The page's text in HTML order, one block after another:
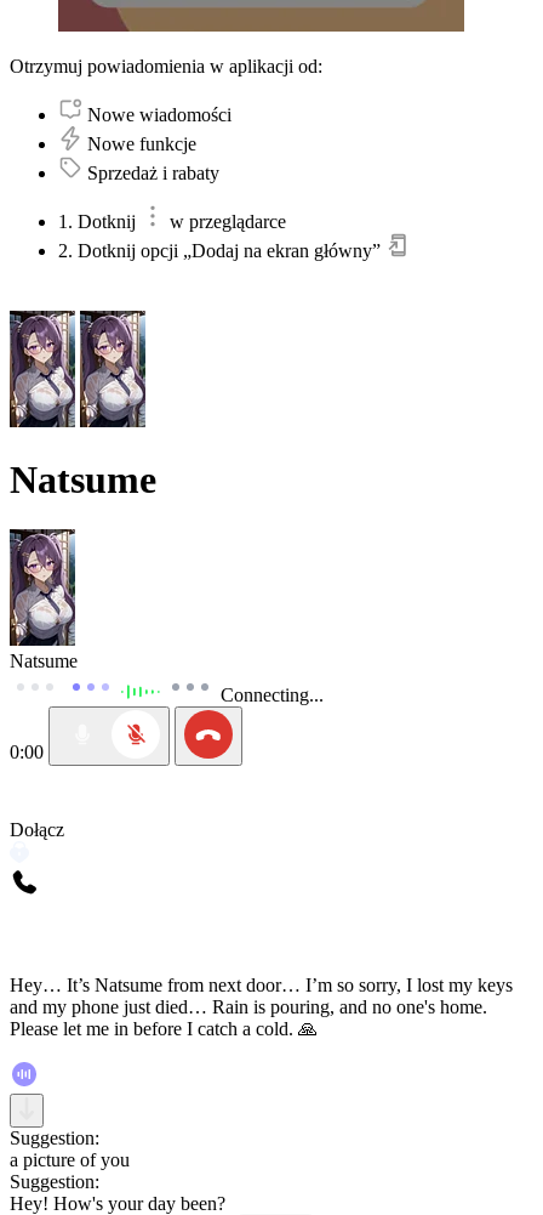
Otrzymuj powiadomienia w aplikacji od:
Nowe wiadomości
Nowe funkcje
Sprzedaż i rabaty
1. Dotknij
w przeglądarce
2. Dotknij opcji „Dodaj na ekran główny”
Natsume
Natsume
Connecting...
0:00
Dołącz
Hey… It’s Natsume from next door… I’m so sorry, I lost my keys
and my phone just died… Rain is pouring, and no one's home.
Please let me in before I catch a cold. 🙏
Suggestion:
a picture of you
Suggestion:
Hey! How's your day been?